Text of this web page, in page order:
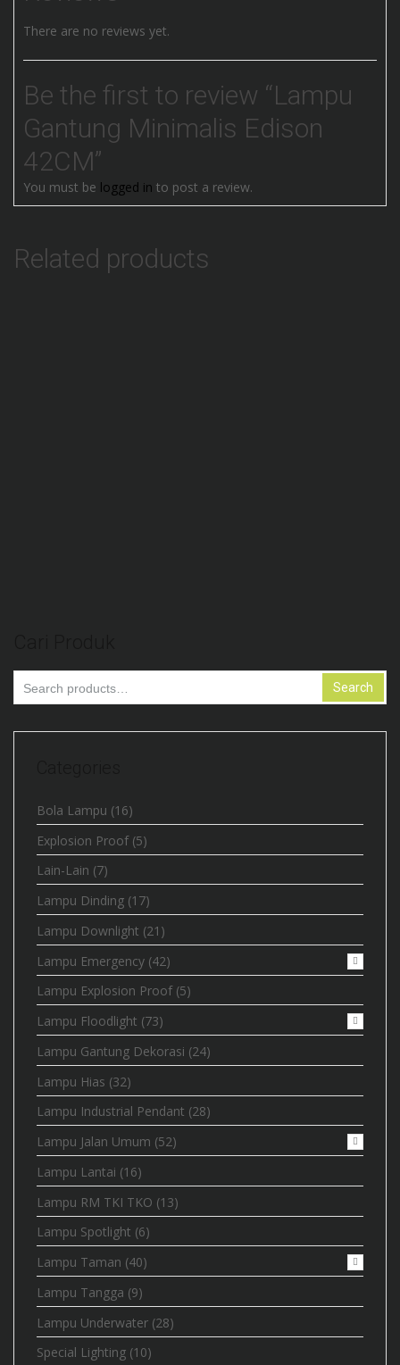
There are no reviews yet.
Be the first to review “Lampu
Gantung Minimalis Edison
42CM”
You must be logged in to post a review.
Related products
for:
Search
Bola Lampu (16)
Explosion Proof (5)
Lain-Lain (7)
Lampu Dinding (17)
Lampu Downlight (21)
Lampu Emergency (42)
Lampu Explosion Proof (5)
Lampu Floodlight (73)
Lampu Gantung Dekorasi (24)
Lampu Hias (32)
Lampu Industrial Pendant (28)
Lampu Jalan Umum (52)
Lampu Lantai (16)
Lampu RM TKI TKO (13)
Lampu Spotlight (6)
Lampu Taman (40)
Lampu Tangga (9)
Lampu Underwater (28)
Special Lighting (10)